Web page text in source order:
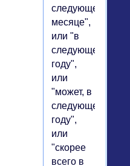
следующем
месяце",
или "в
следующем
году",
или
"может, в
следующем
году",
или
"скорее
всего в